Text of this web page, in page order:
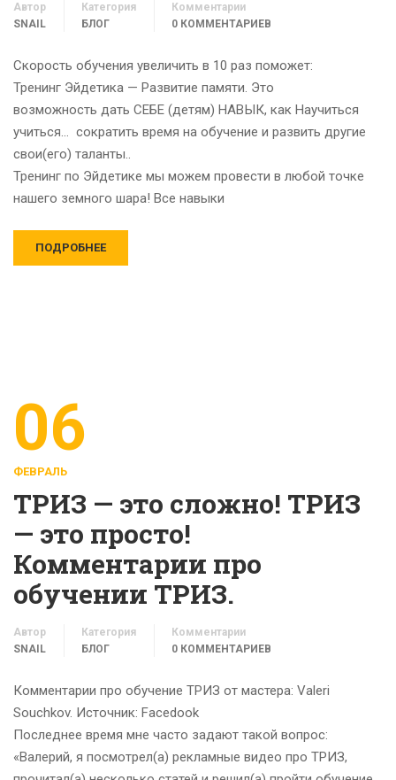
Автор
SNAIL
Категория
БЛОГ
Комментарии
0 КОММЕНТАРИЕВ
Скорость обучения увеличить в 10 раз поможет:
Тренинг Эйдетика — Развитие памяти. Это
возможность дать СЕБЕ (детям) НАВЫК, как Научиться
учиться… сократить время на обучение и развить другие
свои(его) таланты..
Тренинг по Эйдетике мы можем провести в любой точке
нашего земного шара! Все навыки
ПОДРОБНЕЕ
06
ФЕВРАЛЬ
ТРИЗ — это сложно! ТРИЗ
— это просто!
Комментарии про
обучении ТРИЗ.
Автор
SNAIL
Категория
БЛОГ
Комментарии
0 КОММЕНТАРИЕВ
Комментарии про обучение ТРИЗ от мастера: Valeri
Souchkov. Источник: Facedook
Последнее время мне часто задают такой вопрос:
«Валерий, я посмотрел(а) рекламные видео про ТРИЗ,